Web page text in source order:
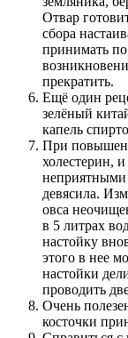
Отвар
сбора
принимать
прекратить.
Ещё один
зелёный
капель
При
холестерин,
неприятными
девясила.
овса
в 5 литрах
настойку
этого в нее
настойки
проводить
Очень
косточки